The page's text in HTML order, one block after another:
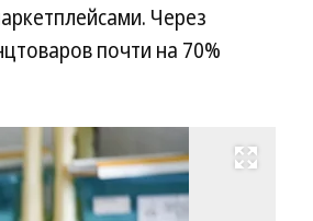
Через
почти на 70%
Развернуть на весь экран